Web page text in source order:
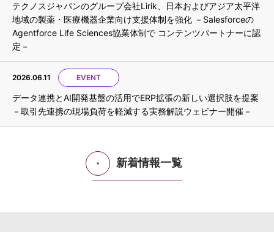
テクノスジャパンのグループ会社Lirik、日本およびアジア太平洋
地域の製薬・医療機器企業向け支援体制を強化 －Salesforceの
Agentforce Life Sciences協業体制で コンテンツパートナーに認
定－
2026.06.11 EVENT
データ連携とAI開発基盤の活用でERP拡張の新しい選択肢を提案
－取引先連携の現場負荷を軽減する実務解説ウェビナー開催－
新着情報一覧